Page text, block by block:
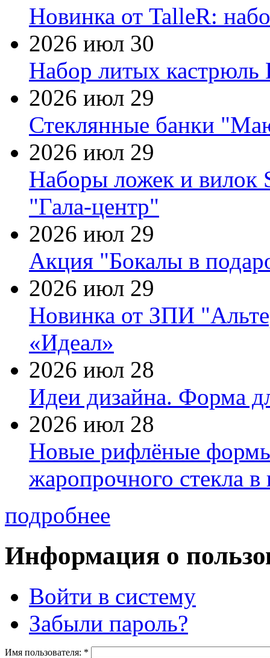
Новинка от TalleR:
2026 июл 30
Набор литых кастрюль
2026 июл 29
Стеклянные банки
2026 июл 29
Наборы ложек и вилок
"Гала-центр"
2026 июл 29
Акция "Бокалы в
2026 июл 29
Новинка от ЗПИ
«Идеал»
2026 июл 28
Идеи дизайна. Форма
2026 июл 28
Новые рифлёные формы
жаропрочного стекла
подробнее
Информация о
Войти в систему
Забыли пароль?
Имя пользователя: *